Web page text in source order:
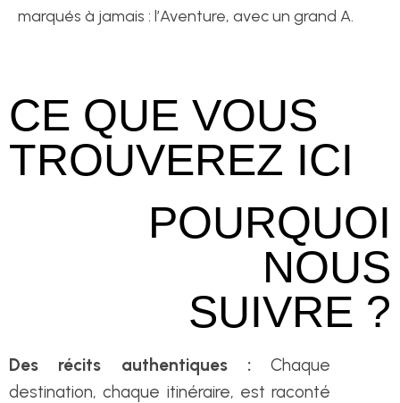
marqués à jamais : l’Aventure, avec un grand A.
CE QUE VOUS
TROUVEREZ ICI
POURQUOI
NOUS
SUIVRE ?
Des récits authentiques :Chaque
destination, chaque itinéraire, est raconté